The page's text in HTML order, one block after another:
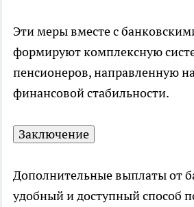
Эти меры вместе с
формируют комплексную
пенсионеров, направленную
финансовой стабильности.
Заключение
Дополнительные выплаты от
удобный и доступный способ